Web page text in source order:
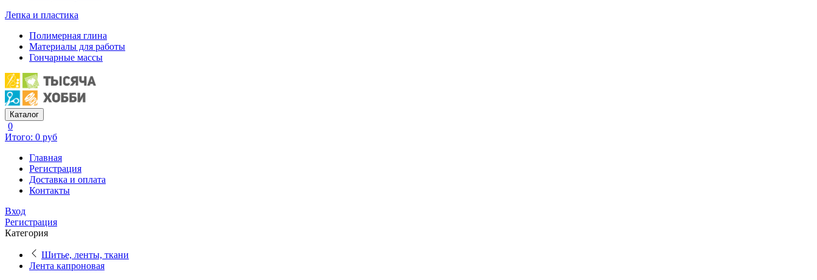
Лепка и пластика
Полимерная глина
Материалы для работы
Гончарные массы
Каталог
0
Итого: 0 руб
Главная
Регистрация
Доставка и оплата
Контакты
Вход
Регистрация
Категория
Шитье, ленты, ткани
Лента капроновая